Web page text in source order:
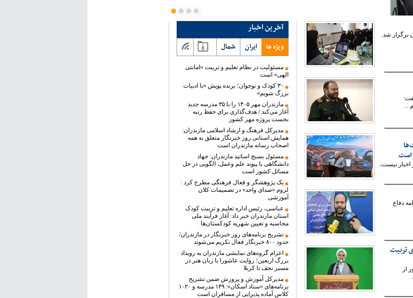
...
اخبار نیست،
دفاع
تربیت
از
آخرین اخبار
ویژه ها ایران شمال
مسئولیت در نظام تعلیم و تربیت «امانتی
الهی» است
۳۰ کودک و نوجوان؛ برنده پویش «با ادبیات
بزرگ شویم»
مازندران مهر ۱۴۰۵ را با ۳۵ مدرسه جدید
آغاز می‌کند / هدف‌گذاری برای حفظ رتبه
نخست پروژه مهر کشور
مدیرکل فرهنگ و ارشاد اسلامی مازندران:
همایش استانی روز خبرنگار متعلق به همه
اصحاب رسانه‌ مازندران است
مسئول بسیج اساتید مازندران: جهاد
دانشگاهی با پیوند علم وعمل، الگویی در حل
مسائل کشور است
یک پژوهشگر و فعال فرهنگی مطرح کرد :
لزوم «صدای واحد» در تصمیمات کلان
آموزشی
عباسی، رئیس اداره تعلیم و تربیت کودک
استان مازندران خبر داد: آغاز فرآیند ملی
محاسبه و تعیین شهریه کودکستان‌ها
تشریح برنامه‌های روز خبرنگار در مازندران/
حدود ۸۰۰ خبرنگار فعال تکریم می‌شوند
اعزام گروه‌های نمایشی مازندران به رویداد
بزرگ اربعین؛ روایت عاشورا با زبان هنر در
مسیر نجف تا کربلا
مدیرکل آموزش و پرورش ضمن تشریح
برنامه‌های «ستاد اسکان»: ۱۴۹ مدرسه و ۱۰۲۰
کلاس آماده پذیرایی از مسافران است